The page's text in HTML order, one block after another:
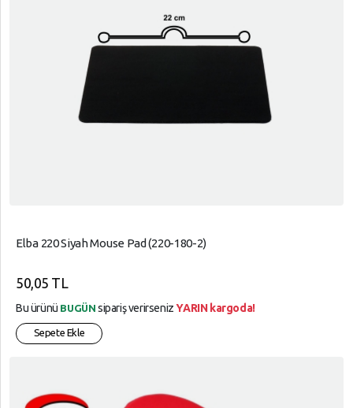
Elba 220 Siyah Mouse Pad (220-180-2)
50,05 TL
Bu ürünü BUGÜN sipariş verirsenizYARIN kargoda!
Sepete Ekle